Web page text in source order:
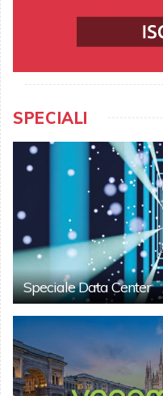
SPECIALI
Speciale Data Center